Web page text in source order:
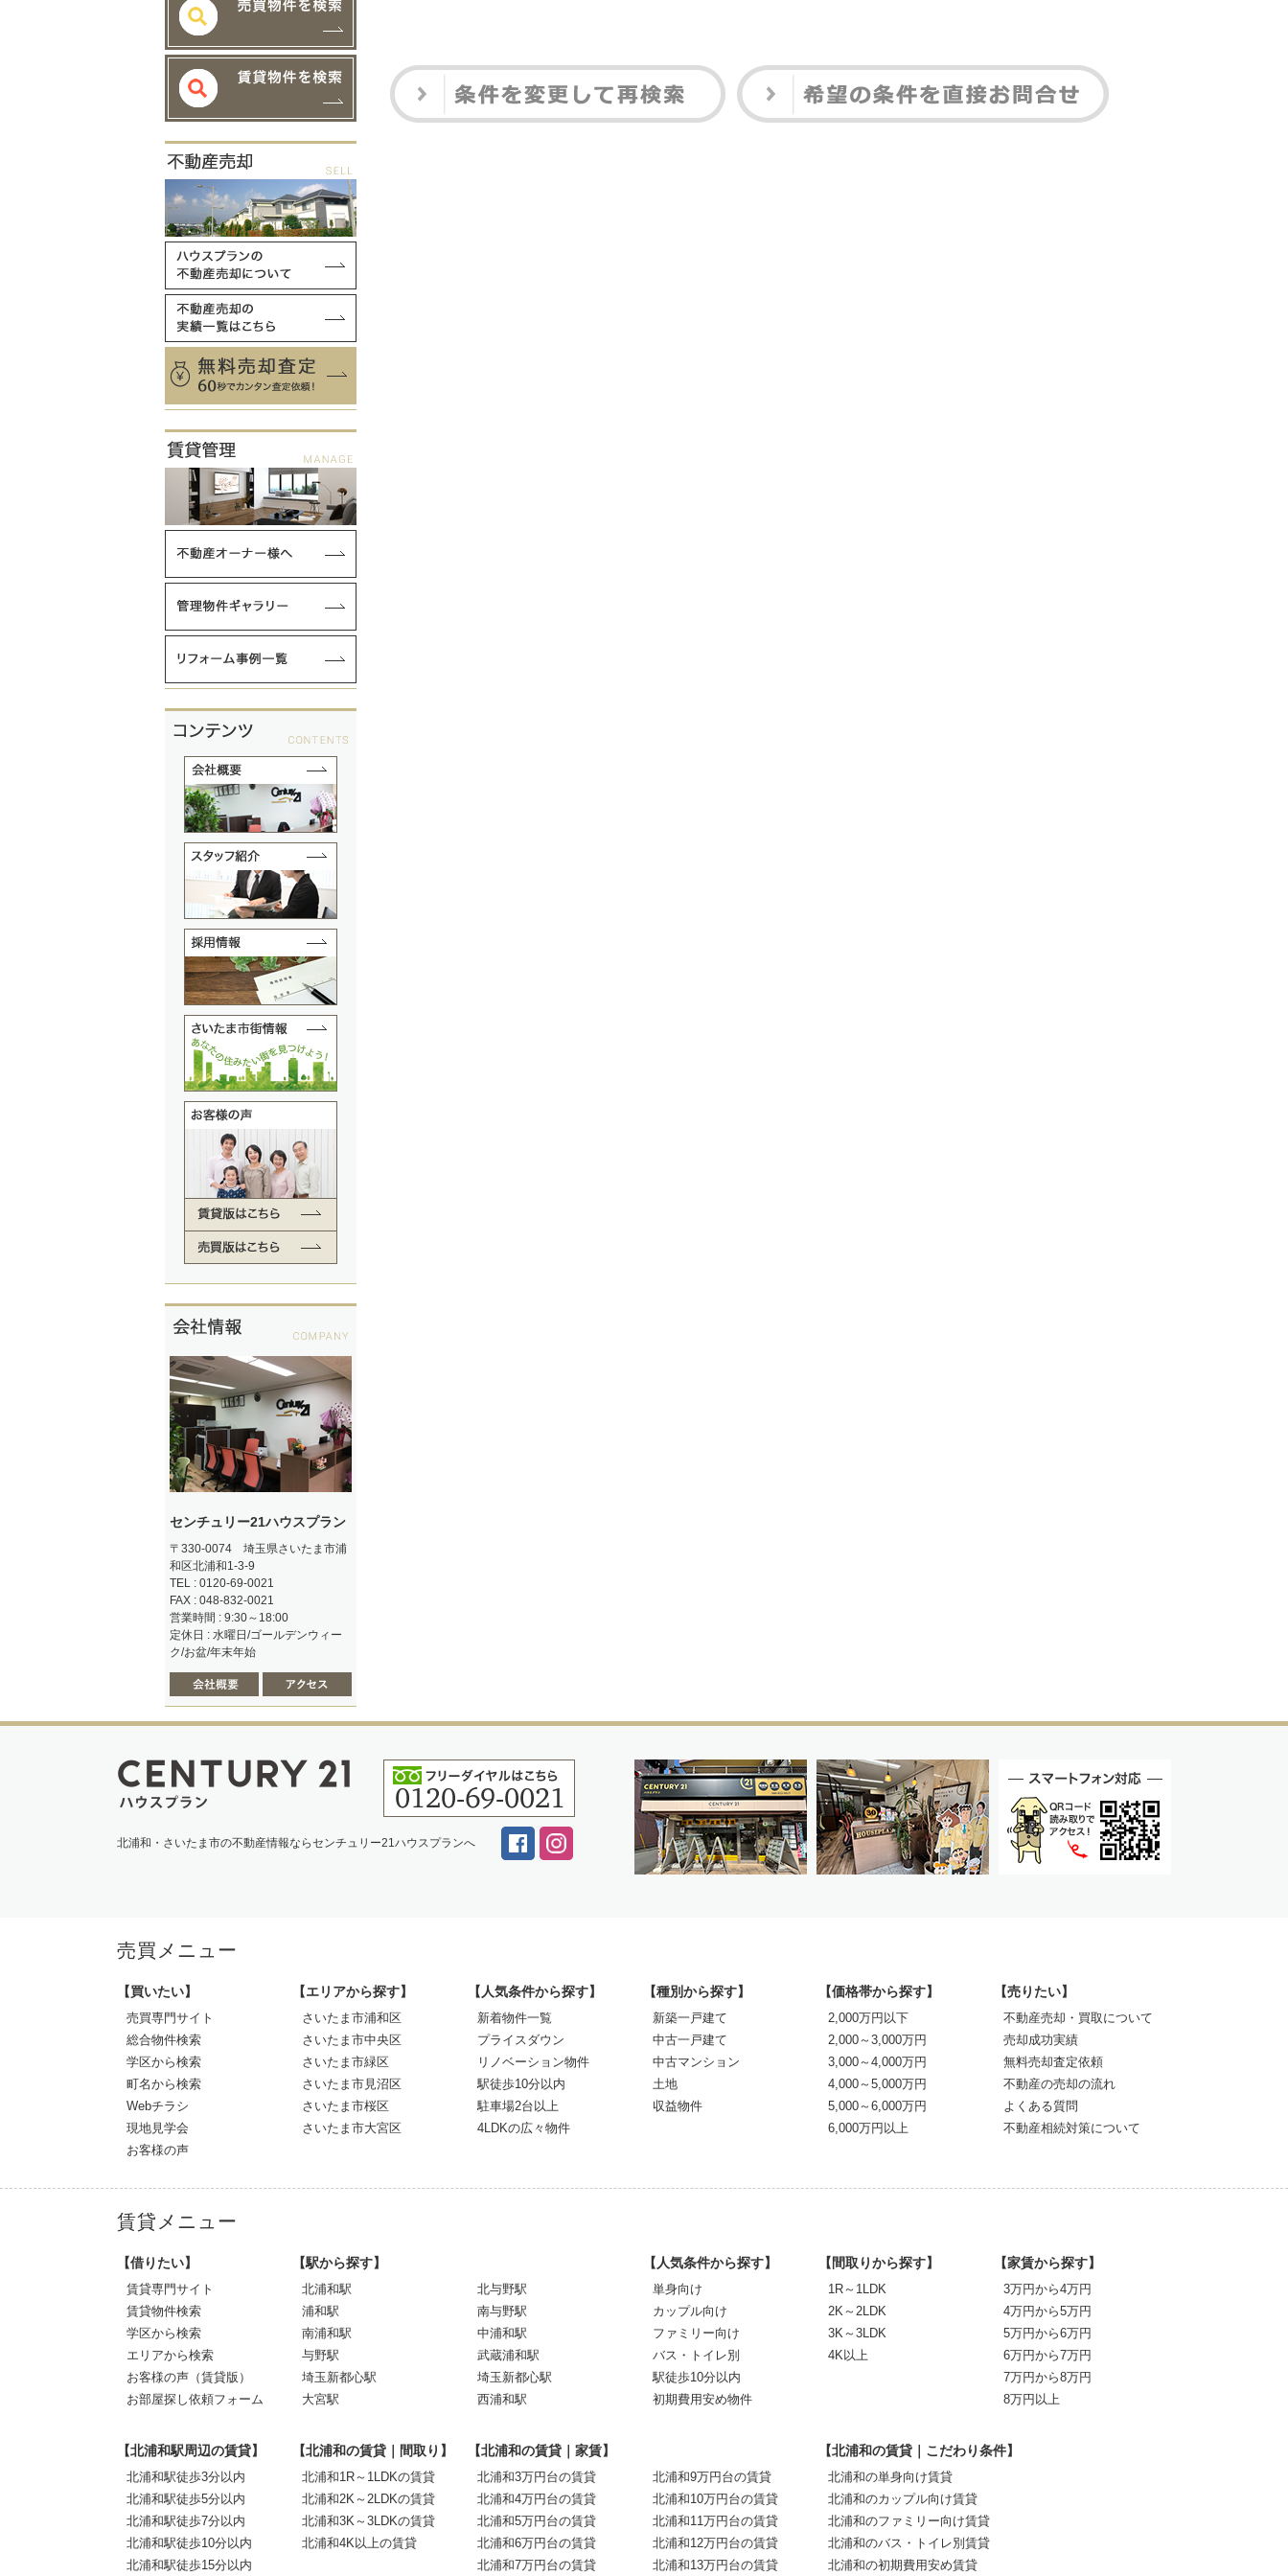
センチュリー21ハウスプラン
〒330-0074 埼玉県さいたま市浦
和区北浦和1-3-9
TEL : 0120-69-0021
FAX : 048-832-0021
営業時間 : 9:30～18:00
定休日 : 水曜日/ゴールデンウィー
ク/お盆/年末年始
北浦和・さいたま市の不動産情報ならセンチュリー21ハウスプランへ
売買メニュー
【買いたい】
売買専門サイト
総合物件検索
学区から検索
町名から検索
Webチラシ
現地見学会
お客様の声
【エリアから探す】
さいたま市浦和区
さいたま市中央区
さいたま市緑区
さいたま市見沼区
さいたま市桜区
さいたま市大宮区
【人気条件から探す】
新着物件一覧
プライスダウン
リノベーション物件
駅徒歩10分以内
駐車場2台以上
4LDKの広々物件
【種別から探す】
新築一戸建て
中古一戸建て
中古マンション
土地
収益物件
【価格帯から探す】
2,000万円以下
2,000～3,000万円
3,000～4,000万円
4,000～5,000万円
5,000～6,000万円
6,000万円以上
【売りたい】
不動産売却・買取について
売却成功実績
無料売却査定依頼
不動産の売却の流れ
よくある質問
不動産相続対策について
賃貸メニュー
【借りたい】
賃貸専門サイト
賃貸物件検索
学区から検索
エリアから検索
お客様の声（賃貸版）
お部屋探し依頼フォーム
【駅から探す】
北浦和駅
浦和駅
南浦和駅
与野駅
埼玉新都心駅
大宮駅
北与野駅
南与野駅
中浦和駅
武蔵浦和駅
埼玉新都心駅
西浦和駅
【人気条件から探す】
単身向け
カップル向け
ファミリー向け
バス・トイレ別
駅徒歩10分以内
初期費用安め物件
【間取りから探す】
1R～1LDK
2K～2LDK
3K～3LDK
4K以上
【家賃から探す】
3万円から4万円
4万円から5万円
5万円から6万円
6万円から7万円
7万円から8万円
8万円以上
【北浦和駅周辺の賃貸】
北浦和駅徒歩3分以内
北浦和駅徒歩5分以内
北浦和駅徒歩7分以内
北浦和駅徒歩10分以内
北浦和駅徒歩15分以内
【北浦和の賃貸｜間取り】
北浦和1R～1LDKの賃貸
北浦和2K～2LDKの賃貸
北浦和3K～3LDKの賃貸
北浦和4K以上の賃貸
【北浦和の賃貸｜家賃】
北浦和3万円台の賃貸
北浦和4万円台の賃貸
北浦和5万円台の賃貸
北浦和6万円台の賃貸
北浦和7万円台の賃貸
北浦和9万円台の賃貸
北浦和10万円台の賃貸
北浦和11万円台の賃貸
北浦和12万円台の賃貸
北浦和13万円台の賃貸
【北浦和の賃貸｜こだわり条件】
北浦和の単身向け賃貸
北浦和のカップル向け賃貸
北浦和のファミリー向け賃貸
北浦和のバス・トイレ別賃貸
北浦和の初期費用安め賃貸